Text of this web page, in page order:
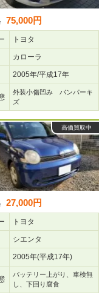
75,000円
トヨタ
カローラ
2005年/平成17年
外装小傷凹み バンパーキ
ズ
高価買取中
27,000円
トヨタ
シエンタ
2005年(平成17年)
バッテリー上がり、車検無
し、下回り腐食